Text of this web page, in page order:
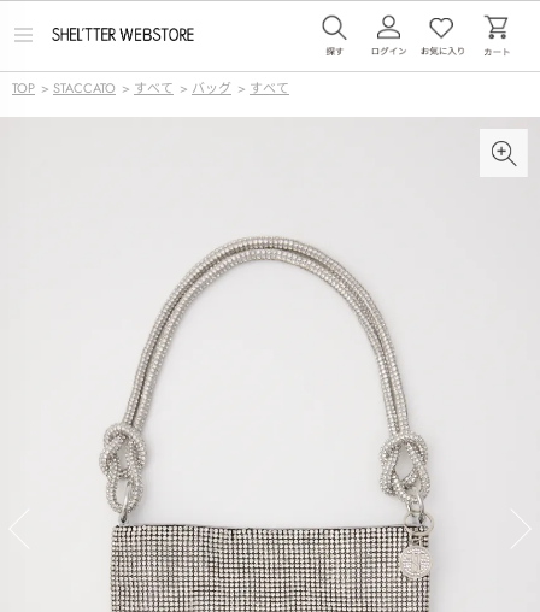
メ
ー
を
TOP > STACCATO > すべて > バッグ > すべて